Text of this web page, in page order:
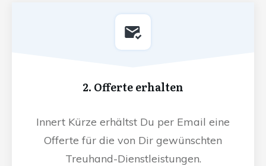
2. Offerte erhalten
Innert Kürze erhältst Du per Email eine
Offerte für die von Dir gewünschten
Treuhand-Dienstleistungen.